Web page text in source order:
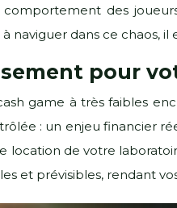
des
naviguer dans ce
pour
game à très faibles
: un enjeu financier
de votre
et prévisibles, rendant